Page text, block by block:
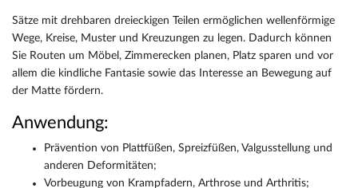
Sätze mit drehbaren dreieckigen Teilen ermöglichen wellenförmige
Wege, Kreise, Muster und Kreuzungen zu legen. Dadurch können
Sie Routen um Möbel, Zimmerecken planen, Platz sparen und vor
allem die kindliche Fantasie sowie das Interesse an Bewegung auf
der Matte fördern.
Anwendung:
Prävention von Plattfüßen, Spreizfüßen, Valgusstellung und
anderen Deformitäten;
Vorbeugung von Krampfadern, Arthrose und Arthritis;